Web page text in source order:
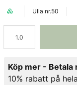
Ulla nr.50
Köp mer - Betala
10% rabatt på